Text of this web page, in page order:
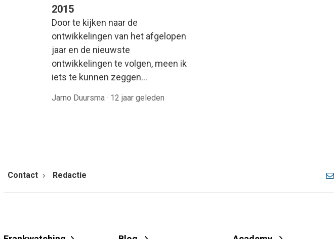
2015
Door te kijken naar de
ontwikkelingen van het afgelopen
jaar en de nieuwste
ontwikkelingen te volgen, meen ik
iets te kunnen zeggen…
Jarno Duursma · 12 jaar geleden
Contact Redactie